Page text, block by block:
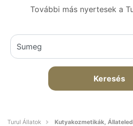
További más nyertesek a
Keresés
Turul Állatok Kutyakozmetikák,